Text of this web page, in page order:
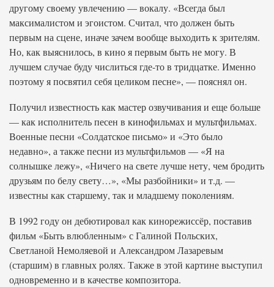
другому своему увлечению — вокалу. «Всегда был
максималистом и эгоистом. Считал, что должен быть
первым на сцене, иначе зачем вообще выходить к зрителям.
Но, как выяснилось, в кино я первым быть не могу. В
лучшем случае буду числиться где-то в тридцатке. Именно
поэтому я посвятил себя целиком песне», — пояснял он.
Получил известность как мастер озвучивания и еще больше
— как исполнитель песен в кинофильмах и мультфильмах.
Военные песни «Солдатское письмо» и «Это было
недавно», а также песни из мультфильмов — «Я на
солнышке лежу», «Ничего на свете лучше нету, чем бродить
друзьям по белу свету…», «Мы разбойники» и т.д. —
известны как старшему, так и младшему поколениям.
В 1992 году он дебютировал как кинорежиссёр, поставив
фильм «Быть влюбленным» с Галиной Польских,
Светланой Немоляевой и Александром Лазаревым
(старшим) в главных ролях. Также в этой картине выступил
одновременно и в качестве композитора.